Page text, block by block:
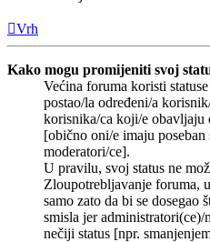
Vrh
Kako mogu promijeniti svoj
Većina foruma koristi
postao/la određeni/a
korisnika/ca koji/e obavljaju
[obično oni/e imaju poseban
moderatori/ce].
U pravilu, svoj status ne
Zloupotrebljavanje foruma,
samo zato da bi se dosegao
smisla jer administratori(ce)/
nečiji status [npr.